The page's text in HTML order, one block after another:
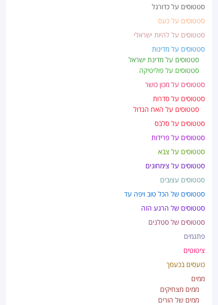
סטטוסים על כדורגל
סטטוסים על כעס
סטטוסים על להיות ישראלי
סטטוסים על מדינות
סטטוסים על מדינת ישראל
סטטוסים על פוליטיקה
סטטוסים על מכון כושר
סטטוסים על סדרות
סטטוסים על האח הגדול
סטטוסים על סלבס
סטטוסים על פרידות
סטטוסים על צבא
סטטוסים על צימחונים
סטטוסים עצובים
סטטוסים של הכל טוב ויפה עד
סטטוסים של הרגע הזה
סטטוסים של סטלנים
פתגמים
ציטוטים
כועסים בכעסך
ממים
ממים מצחיקים
ממים של הורים